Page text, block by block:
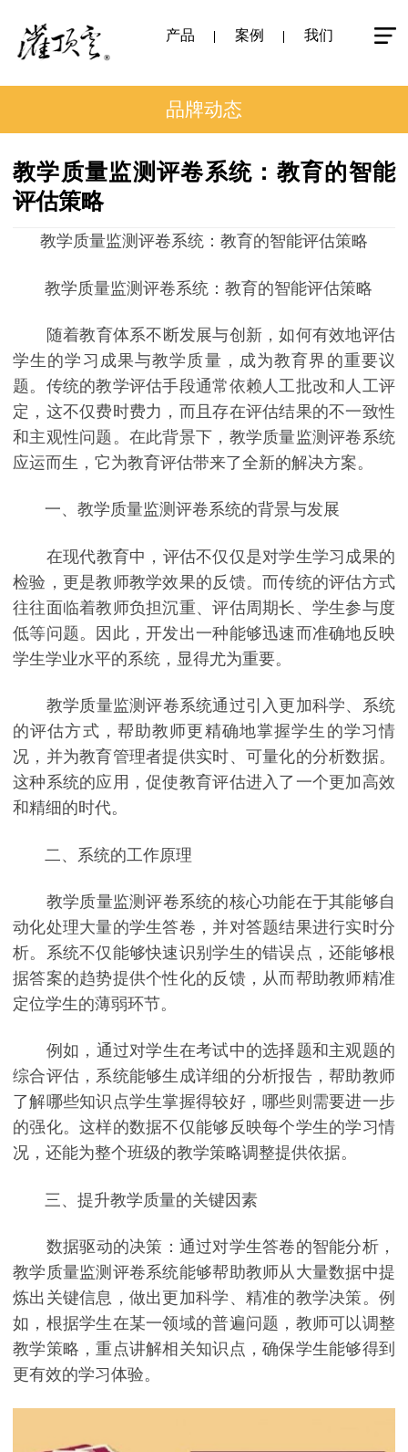
产品 案例 我们
品牌动态
教学质量监测评卷系统：教育的智能
评估策略
教学质量监测评卷系统：教育的智能评估策略
教学质量监测评卷系统：教育的智能评估策略
随着教育体系不断发展与创新，如何有效地评估
学生的学习成果与教学质量，成为教育界的重要议
题。传统的教学评估手段通常依赖人工批改和人工评
定，这不仅费时费力，而且存在评估结果的不一致性
和主观性问题。在此背景下，教学质量监测评卷系统
应运而生，它为教育评估带来了全新的解决方案。
一、教学质量监测评卷系统的背景与发展
在现代教育中，评估不仅仅是对学生学习成果的
检验，更是教师教学效果的反馈。而传统的评估方式
往往面临着教师负担沉重、评估周期长、学生参与度
低等问题。因此，开发出一种能够迅速而准确地反映
学生学业水平的系统，显得尤为重要。
教学质量监测评卷系统通过引入更加科学、系统
的评估方式，帮助教师更精确地掌握学生的学习情
况，并为教育管理者提供实时、可量化的分析数据。
这种系统的应用，促使教育评估进入了一个更加高效
和精细的时代。
二、系统的工作原理
教学质量监测评卷系统的核心功能在于其能够自
动化处理大量的学生答卷，并对答题结果进行实时分
析。系统不仅能够快速识别学生的错误点，还能够根
据答案的趋势提供个性化的反馈，从而帮助教师精准
定位学生的薄弱环节。
例如，通过对学生在考试中的选择题和主观题的
综合评估，系统能够生成详细的分析报告，帮助教师
了解哪些知识点学生掌握得较好，哪些则需要进一步
的强化。这样的数据不仅能够反映每个学生的学习情
况，还能为整个班级的教学策略调整提供依据。
三、提升教学质量的关键因素
数据驱动的决策：通过对学生答卷的智能分析，
教学质量监测评卷系统能够帮助教师从大量数据中提
炼出关键信息，做出更加科学、精准的教学决策。例
如，根据学生在某一领域的普遍问题，教师可以调整
教学策略，重点讲解相关知识点，确保学生能够得到
更有效的学习体验。